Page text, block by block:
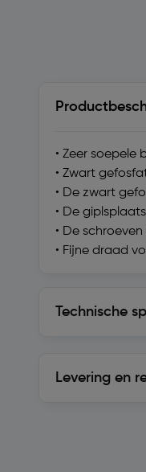
• Zeer soepele
• Zwart
• De zwart
• De
• De
• Fijne draad
Technische
Levering en